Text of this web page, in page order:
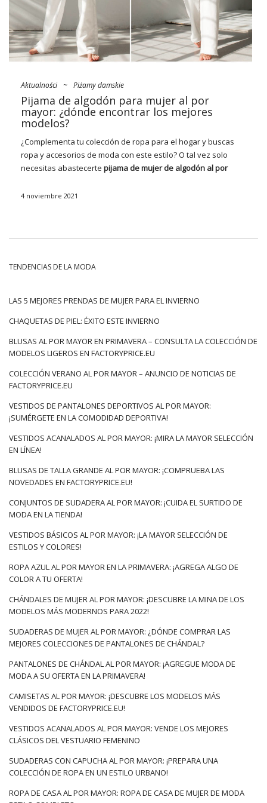
Aktualności ~ Piżamy damskie
Pijama de algodón para mujer al por
mayor: ¿dónde encontrar los mejores
modelos?
¿Complementa tu colección de ropa para el hogar y buscas
ropa y accesorios de moda con este estilo? O tal vez solo
necesitas abastecerte pijama de mujer de algodón al por
encontrarás una amplia selección de modelos modernos y
Pijama de algodón para mujer al
artículos imprescindibles
Lo que actualmentepijamas de algodón de moda para mujer
blusas sueltos y aislantes con motivos encantadores, vale la
Dos piezas con pantalones cortos
de punto delicadas y envolventes. Largos o cortos: no
4 noviembre 2021
TENDENCIAS DE LA MODA
LAS 5 MEJORES PRENDAS DE MUJER PARA EL INVIERNO
CHAQUETAS DE PIEL: ÉXITO ESTE INVIERNO
BLUSAS AL POR MAYOR EN PRIMAVERA – CONSULTA LA COLECCIÓN DE
MODELOS LIGEROS EN FACTORYPRICE.EU
COLECCIÓN VERANO AL POR MAYOR – ANUNCIO DE NOTICIAS DE
FACTORYPRICE.EU
VESTIDOS DE PANTALONES DEPORTIVOS AL POR MAYOR:
¡SUMÉRGETE EN LA COMODIDAD DEPORTIVA!
VESTIDOS ACANALADOS AL POR MAYOR: ¡MIRA LA MAYOR SELECCIÓN
EN LÍNEA!
BLUSAS DE TALLA GRANDE AL POR MAYOR: ¡COMPRUEBA LAS
NOVEDADES EN FACTORYPRICE.EU!
CONJUNTOS DE SUDADERA AL POR MAYOR: ¡CUIDA EL SURTIDO DE
MODA EN LA TIENDA!
VESTIDOS BÁSICOS AL POR MAYOR: ¡LA MAYOR SELECCIÓN DE
ESTILOS Y COLORES!
ROPA AZUL AL POR MAYOR EN LA PRIMAVERA: ¡AGREGA ALGO DE
COLOR A TU OFERTA!
CHÁNDALES DE MUJER AL POR MAYOR: ¡DESCUBRE LA MINA DE LOS
MODELOS MÁS MODERNOS PARA 2022!
SUDADERAS DE MUJER AL POR MAYOR: ¿DÓNDE COMPRAR LAS
MEJORES COLECCIONES DE PANTALONES DE CHÁNDAL?
PANTALONES DE CHÁNDAL AL POR MAYOR: ¡AGREGUE MODA DE
MODA A SU OFERTA EN LA PRIMAVERA!
CAMISETAS AL POR MAYOR: ¡DESCUBRE LOS MODELOS MÁS
VENDIDOS DE FACTORYPRICE.EU!
VESTIDOS ACANALADOS AL POR MAYOR: VENDE LOS MEJORES
CLÁSICOS DEL VESTUARIO FEMENINO
SUDADERAS CON CAPUCHA AL POR MAYOR: ¡PREPARA UNA
COLECCIÓN DE ROPA EN UN ESTILO URBANO!
ROPA DE CASA AL POR MAYOR: ROPA DE CASA DE MUJER DE MODA